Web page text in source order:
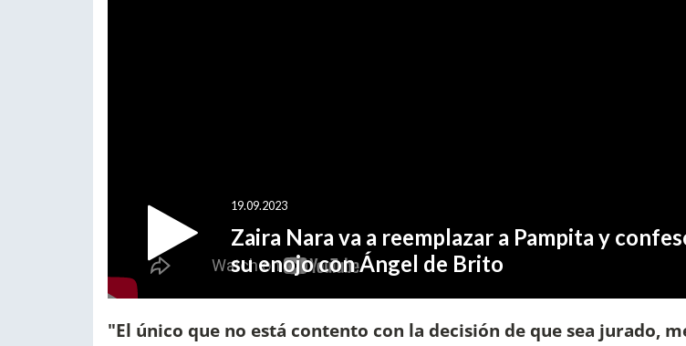
"El único que no está contento con la decisión de que sea jurado,